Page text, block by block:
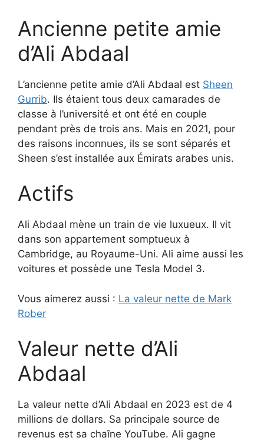
Ancienne petite amie
d’Ali Abdaal
L’ancienne petite amie d’Ali Abdaal est Sheen
Gurrib. Ils étaient tous deux camarades de
classe à l’université et ont été en couple
pendant près de trois ans. Mais en 2021, pour
des raisons inconnues, ils se sont séparés et
Sheen s’est installée aux Émirats arabes unis.
Actifs
Ali Abdaal mène un train de vie luxueux. Il vit
dans son appartement somptueux à
Cambridge, au Royaume-Uni. Ali aime aussi les
voitures et possède une Tesla Model 3.
Vous aimerez aussi : La valeur nette de Mark
Rober
Valeur nette d’Ali
Abdaal
La valeur nette d’Ali Abdaal en 2023 est de 4
millions de dollars. Sa principale source de
revenus est sa chaîne YouTube. Ali gagne